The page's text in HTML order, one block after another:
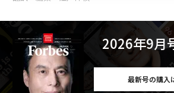
2026年9月
最新号の購入